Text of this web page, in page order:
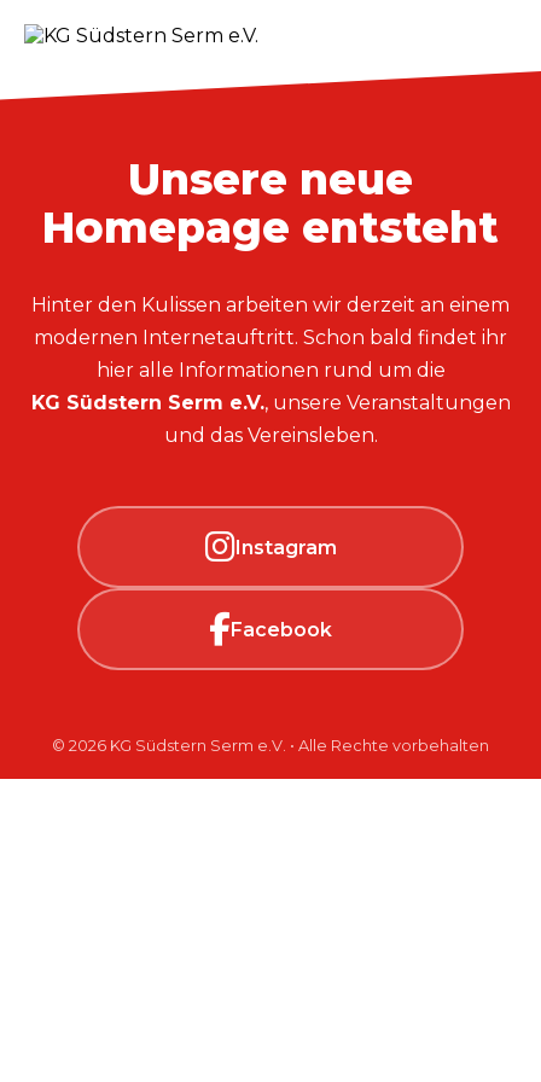
Unsere neue
Homepage entsteht
Hinter den Kulissen arbeiten wir derzeit an einem
modernen Internetauftritt. Schon bald findet ihr
hier alle Informationen rund um die
KG Südstern Serm e.V., unsere Veranstaltungen
und das Vereinsleben.
Instagram
Facebook
© 2026 KG Südstern Serm e.V. • Alle Rechte vorbehalten